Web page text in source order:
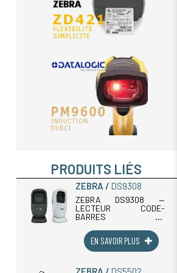
PRODUITS LIÉS
ZEBRA DS9308
ZEBRA DS9308 —
LECTEUR CODE-
BARRES 2D
SUCCESSEUR DU
DS9208Le Zebra
DS9308 est le lecteur
présentation 2D
EN SAVOIR PLUS